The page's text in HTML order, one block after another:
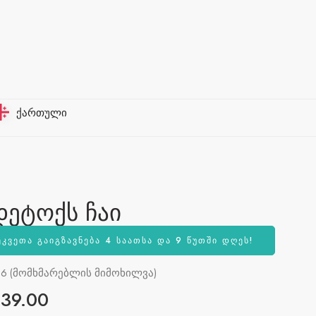
ქართული
ჩაი
ᲒᲐᲘᲒᲖᲐᲕᲜᲔᲑᲐ 4 ᲡᲐᲐᲗᲡᲐ ᲓᲐ 9 ᲬᲣᲗᲨᲘ ᲓᲦᲔᲡ!
(მომხმარებლის მიმოხილვა)
39.00